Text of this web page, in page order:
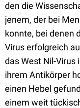
den die
jenem, der bei
konnte, bei denen
Virus erfolgreich
das West Nil-
ihrem Antikörper
einen Hebel
einem weit